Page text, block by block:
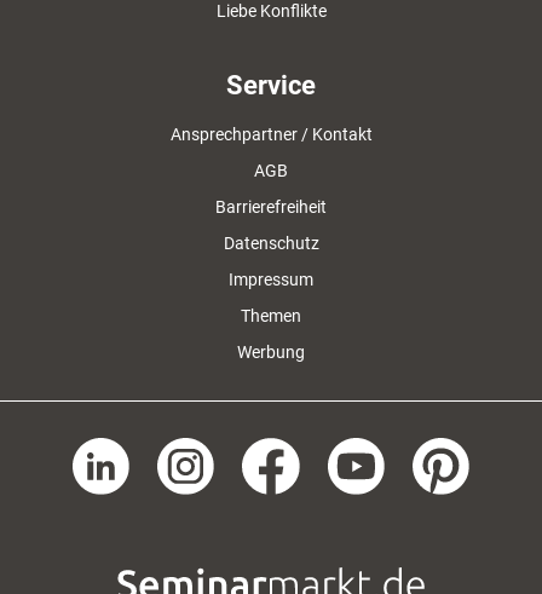
Liebe Konflikte
Service
Ansprechpartner / Kontakt
AGB
Barrierefreiheit
Datenschutz
Impressum
Themen
Werbung